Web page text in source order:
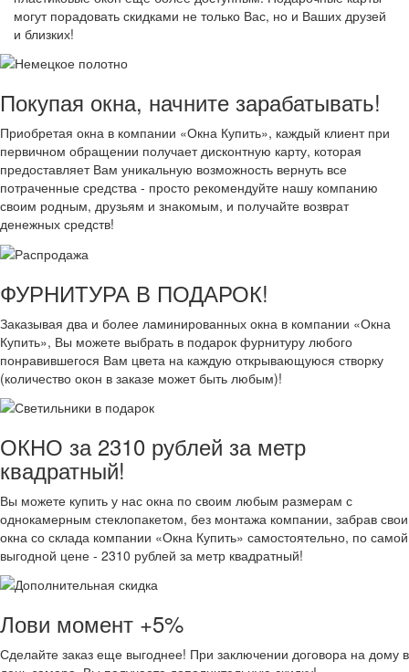
могут порадовать скидками не только Вас, но и Ваших друзей
и близких!
Покупая окна, начните зарабатывать!
Приобретая окна в компании «Окна Купить», каждый клиент при
первичном обращении получает дисконтную карту, которая
предоставляет Вам уникальную возможность вернуть все
потраченные средства - просто рекомендуйте нашу компанию
своим родным, друзьям и знакомым, и получайте возврат
денежных средств!
ФУРНИТУРА В ПОДАРОК!
Заказывая два и более ламинированных окна в компании «Окна
Купить», Вы можете выбрать в подарок фурнитуру любого
понравившегося Вам цвета на каждую открывающуюся створку
(количество окон в заказе может быть любым)!
ОКНО за 2310 рублей за метр
квадратный!
Вы можете купить у нас окна по своим любым размерам с
однокамерным стеклопакетом, без монтажа компании, забрав свои
окна со склада компании «Окна Купить» самостоятельно, по самой
выгодной цене - 2310 рублей за метр квадратный!
Лови момент +5%
Сделайте заказ еще выгоднее! При заключении договора на дому в